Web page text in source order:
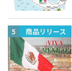
商品リリース